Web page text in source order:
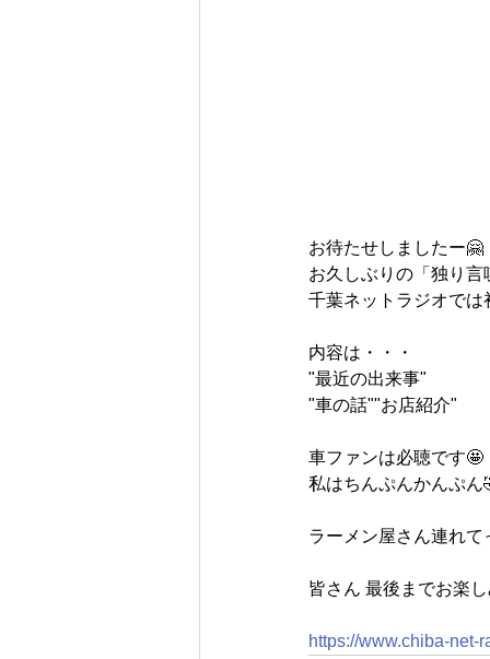
お待たせしましたー🤗
お久しぶりの「独り
千葉ネットラジオで
内容は・・・
"最近の出来事"
"車の話""お店紹介"
車ファンは必聴です🤩
私はちんぷんかんぷん
ラーメン屋さん連れて
皆さん 最後までお楽
https://www.chiba-net-